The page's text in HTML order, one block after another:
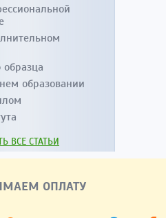
образовании
ВСЕ СТАТЬИ
ОПЛАТУ